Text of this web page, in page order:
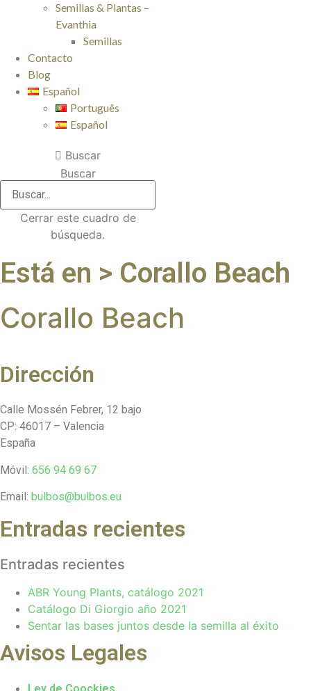
Semillas & Plantas –
Evanthia
Semillas
Contacto
Blog
Español
Português
Español
Buscar
Buscar
Cerrar este cuadro de
búsqueda.
Está en > Corallo Beach
Corallo Beach
Dirección
Calle Mossén Febrer, 12 bajo
CP: 46017 – Valencia
España
Móvil: 656 94 69 67
Email: bulbos@bulbos.eu
Entradas recientes
Entradas recientes
ABR Young Plants, catálogo 2021
Catálogo Di Giorgio año 2021
Sentar las bases juntos desde la semilla al éxito
Avisos Legales
Ley de Coockies